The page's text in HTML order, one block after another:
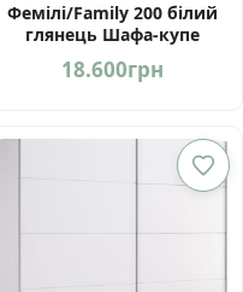
Фемілі/Family 200 білий
глянець Шафа-купе
дводверна від Миро Марк
Україна
18.600грн